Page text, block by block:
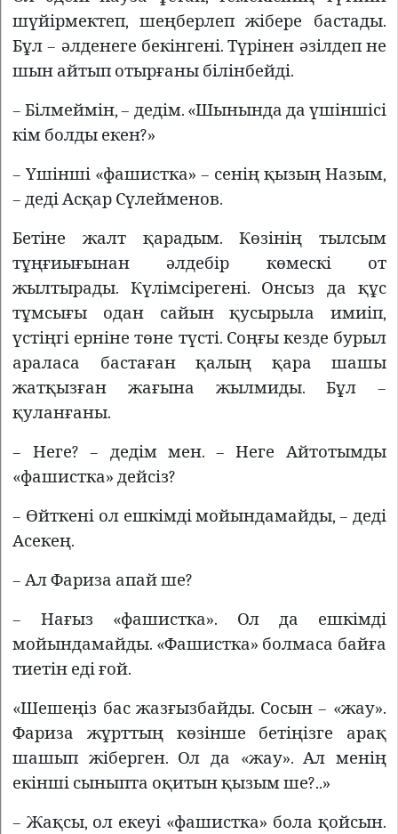
шүйірмектеп, шеңберлеп жібере бастады.
Бұл – әлденеге бекінгені. Түрінен әзілдеп не
шын айтып отырғаны білінбейді.
– Білмеймін, – дедім. «Шынында да үшіншісі
кім болды екен?»
– Үшінші «фашистка» – сенің қызың Назым,
– деді Асқар Сүлейменов.
Бетіне жалт қарадым. Көзінің тылсым
тұңғиығынан әлдебір көмескі от
жылтырады. Күлімсірегені. Онсыз да құс
тұмсығы одан сайын қусырыла имиіп,
үстіңгі ерніне төне түсті. Соңғы кезде бурыл
араласа бастаған қалың қара шашы
жатқызған жағына жылмиды. Бұл –
қуланғаны.
– Неге? – дедім мен. – Неге Айтотымды
«фашистка» дейсіз?
– Өйткені ол ешкімді мойындамайды, – деді
Асекең.
– Ал Фариза апай ше?
– Нағыз «фашистка». Ол да ешкімді
мойындамайды. «Фашистка» болмаса байға
тиетін еді ғой.
«Шешеңіз бас жазғызбайды. Сосын – «жау».
Фариза жұрттың көзінше бетіңізге арақ
шашып жіберген. Ол да «жау». Ал менің
екінші сыныпта оқитын қызым ше?..»
– Жақсы, ол екеуі «фашистка» бола қойсын.